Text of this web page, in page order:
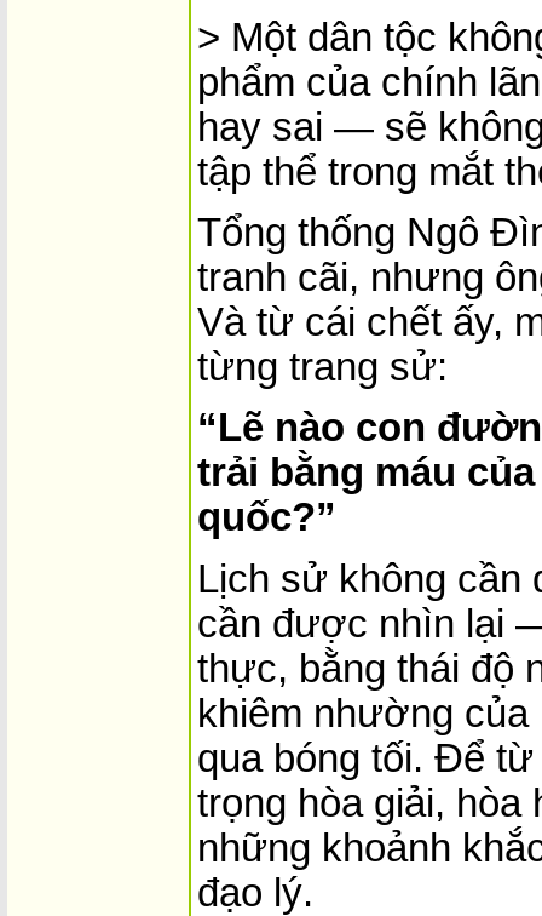
> Một dân tộc
phẩm của chính
hay sai — sẽ
tập thể trong mắt
Tổng thống Ngô
tranh cãi, nhưng
Và từ cái chết ấy,
từng trang sử:
“Lẽ nào con
trải bằng máu
quốc?”
Lịch sử không cần
cần được nhìn lại
thực, bằng thái độ
khiêm nhường
qua bóng tối. Để
trọng hòa giải,
những khoảnh
đạo lý.